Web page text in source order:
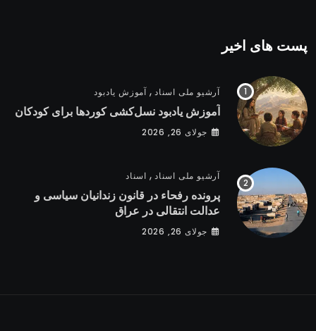
پست های اخیر
آرشیو ملی اسناد , آموزش یادبود
آموزش یادبود نسل‌کشی کوردها برای کودکان
جولای 26, 2026
آرشیو ملی اسناد , اسناد
پرونده رفحاء در قانون زندانیان سیاسی و
عدالت انتقالی در عراق
جولای 26, 2026